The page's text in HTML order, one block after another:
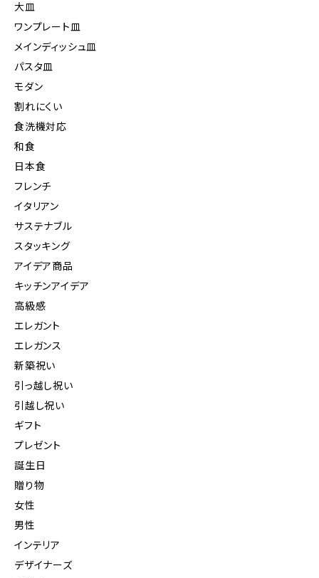
大皿
ワンプレート皿
メインディッシュ皿
パスタ皿
モダン
割れにくい
食洗機対応
和食
日本食
フレンチ
イタリアン
サステナブル
スタッキング
アイデア商品
キッチンアイデア
高級感
エレガント
エレガンス
新築祝い
引っ越し祝い
引越し祝い
ギフト
プレゼント
誕生日
贈り物
女性
男性
インテリア
デザイナーズ